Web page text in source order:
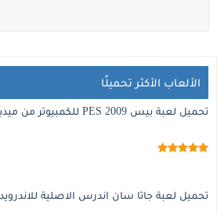
الألعاب الأكثر تحميلًا
تحميل لعبة بيس 2009 PES للكمبيوتر من ميديا فاير
تحميل لعبة جاتا سان اندرس الاصلية